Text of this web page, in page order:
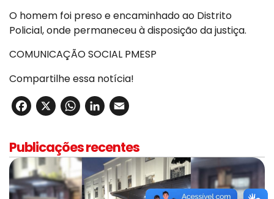
O homem foi preso e encaminhado ao Distrito
Policial, onde permaneceu à disposição da justiça.
COMUNICAÇÃO SOCIAL PMESP
Compartilhe essa notícia!
Facebook
X WhatsApp
LinkedIn
Publicações recentes